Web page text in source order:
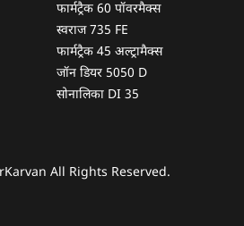
फार्मट्रैक 60 पॉवरमैक्स
स्वराज 735 FE
फार्मट्रैक 45 अल्ट्रामैक्स
जॉन डियर 5050 D
सोनालिका DI 35
All Rights Reserved.